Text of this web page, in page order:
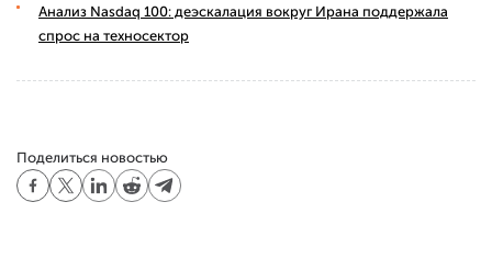
Анализ Nasdaq 100: деэскалация вокруг Ирана поддержала
спрос на техносектор
Поделиться новостью